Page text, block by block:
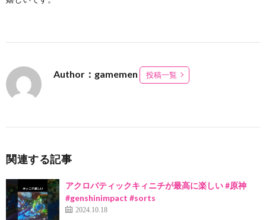
Author：gamemen 投稿一覧
関連する記事
アクロバティックキィニチが最高に楽しい #原神
#genshinimpact #sorts
2024.10.18